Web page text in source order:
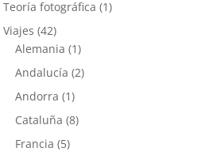
Teoría fotográfica (1)
Viajes (42)
Alemania (1)
Andalucía (2)
Andorra (1)
Cataluña (8)
Francia (5)